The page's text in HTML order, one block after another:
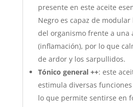
presente en este aceite
Negro es capaz de
del organismo frente a una
(inflamación), por lo que
de ardor y los sarpullidos.
Tónico general ++: este
estimula diversas
lo que permite sentirse en